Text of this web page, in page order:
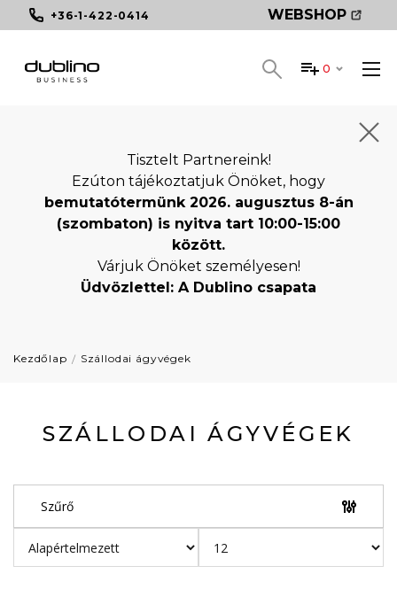
+36-1-422-0414 WEBSHOP
0
Tisztelt Partnereink!
Ezúton tájékoztatjuk Önöket, hogy
bemutatótermünk 2026. augusztus 8-án
(szombaton) is nyitva tart 10:00-15:00
között.
Várjuk Önöket személyesen!
Üdvözlettel: A Dublino csapata
Kezdőlap Szállodai ágyvégek
SZÁLLODAI ÁGYVÉGEK
Szűrő